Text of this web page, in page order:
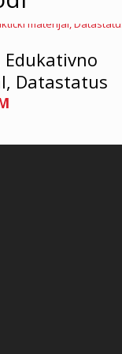
Edukativno
Datastatus